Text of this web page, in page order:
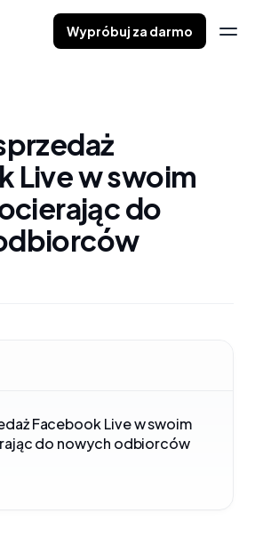
Wypróbuj za darmo
Live w swoim
do
Facebook Live w swoim
do nowych odbiorców